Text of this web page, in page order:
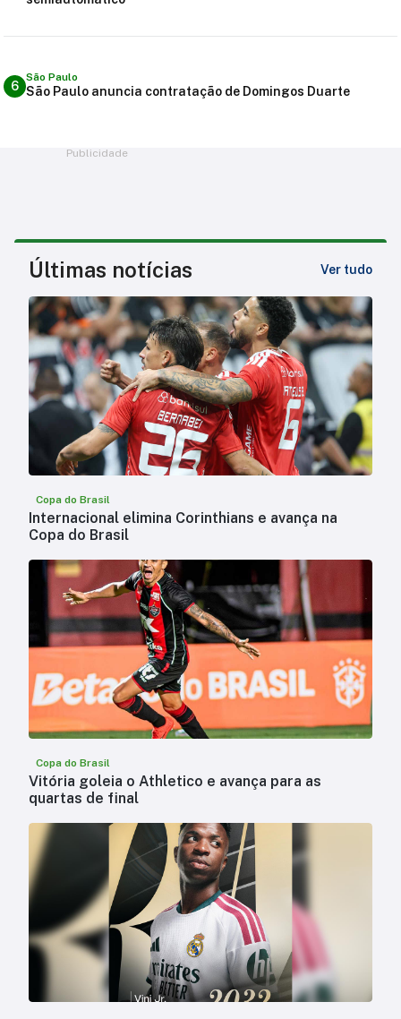
6
São Paulo
São Paulo anuncia contratação de Domingos Duarte
Publicidade
Últimas notícias Ver tudo
Copa do Brasil
Internacional elimina Corinthians e avança na
Copa do Brasil
Copa do Brasil
Vitória goleia o Athletico e avança para as
quartas de final